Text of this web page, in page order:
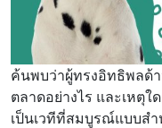
ค้นพบว่าผู้ทรงอิทธิพลด้า
ตลาดอย่างไร และเหตุใ
เป็นเวทีที่สมบูรณ์แบบส